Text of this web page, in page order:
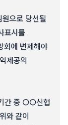
으로 당선될
표시를
회에 변제해야
제공의
간 중 ○○신협
와 같이